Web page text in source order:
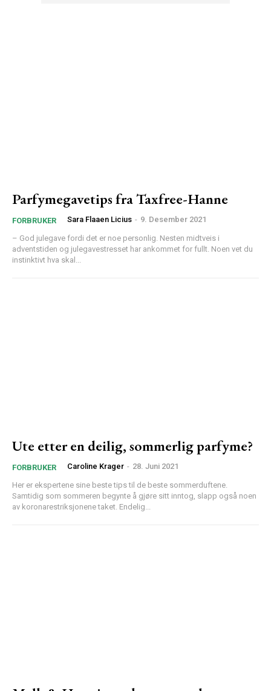
Parfymegavetips fra Taxfree-Hanne
FORBRUKER Sara Flaaen Licius - 9. Desember 2021
– God julegave fordi det er noe personlig. Nesten midtveis i
adventstiden og julegavestresset har ankommet for fullt. Noen vet du
instinktivt hva skal...
Ute etter en deilig, sommerlig parfyme?
FORBRUKER Caroline Krager - 28. Juni 2021
Her er ekspertene sine beste tips til de beste sommerduftene.
Samtidig som sommeren begynte å gjøre sitt inntog, slapp også noen
av koronarestriksjonene taket. Endelig...